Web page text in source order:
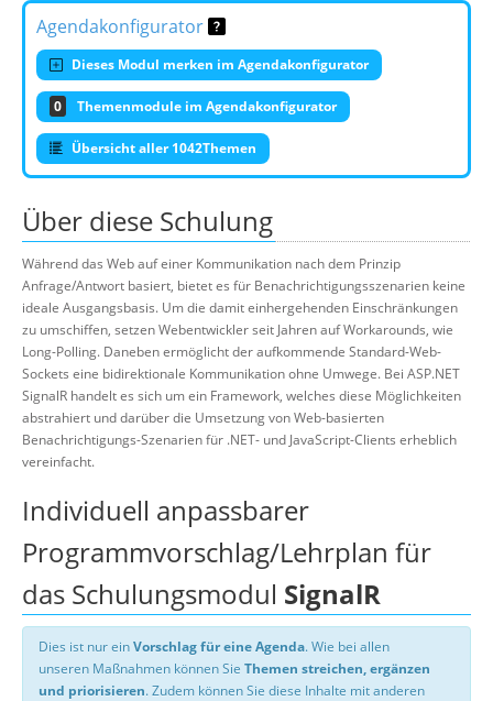
Agendakonfigurator
Dieses Modul merken im Agendakonfigurator
0 Themenmodule im Agendakonfigurator
Übersicht aller 1042Themen
Über diese Schulung
Während das Web auf einer Kommunikation nach dem Prinzip
Anfrage/Antwort basiert, bietet es für Benachrichtigungsszenarien keine
ideale Ausgangsbasis. Um die damit einhergehenden Einschränkungen
zu umschiffen, setzen Webentwickler seit Jahren auf Workarounds, wie
Long-Polling. Daneben ermöglicht der aufkommende Standard-Web-
Sockets eine bidirektionale Kommunikation ohne Umwege. Bei ASP.NET
SignalR handelt es sich um ein Framework, welches diese Möglichkeiten
abstrahiert und darüber die Umsetzung von Web-basierten
Benachrichtigungs-Szenarien für .NET- und JavaScript-Clients erheblich
vereinfacht.
Individuell anpassbarer
Programmvorschlag/Lehrplan für
das Schulungsmodul SignalR
Dies ist nur einVorschlag für eine Agenda. Wie bei allen
unseren Maßnahmen können Sie Themen streichen, ergänzen
und priorisieren. Zudem können Sie diese Inhalte mit anderen